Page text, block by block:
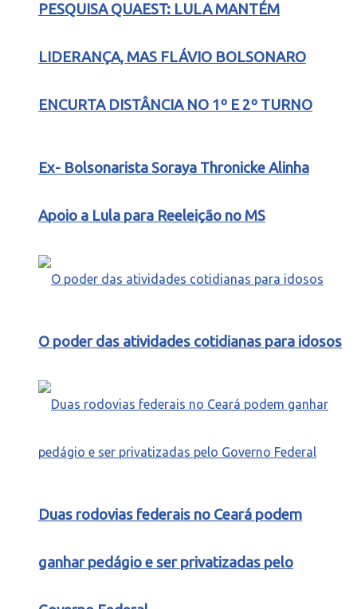
PESQUISA QUAEST: LULA MANTÉM
LIDERANÇA, MAS FLÁVIO BOLSONARO
ENCURTA DISTÂNCIA NO 1º E 2º TURNO
Ex- Bolsonarista Soraya Thronicke Alinha
Apoio a Lula para Reeleição no MS
O poder das atividades cotidianas para idosos
Duas rodovias federais no Ceará podem
ganhar pedágio e ser privatizadas pelo